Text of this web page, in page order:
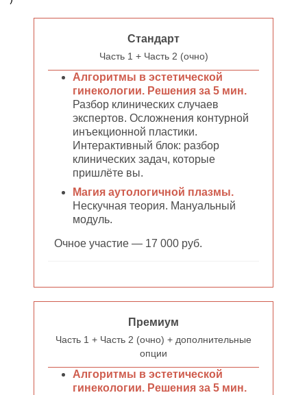
Стандарт
Часть 1 + Часть 2 (очно)
Алгоритмы в эстетической
гинекологии. Решения за 5 мин.
Разбор клинических случаев
экспертов. Осложнения контурной
инъекционной пластики.
Интерактивный блок: разбор
клинических задач, которые
пришлёте вы.
Магия аутологичной плазмы.
Нескучная теория. Мануальный
модуль.
Очное участие — 17 000 руб.
Премиум
Часть 1 + Часть 2 (очно) + дополнительные
опции
Алгоритмы в эстетической
гинекологии. Решения за 5 мин.